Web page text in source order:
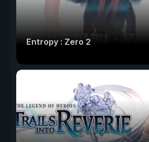
Entropy : Zero 2